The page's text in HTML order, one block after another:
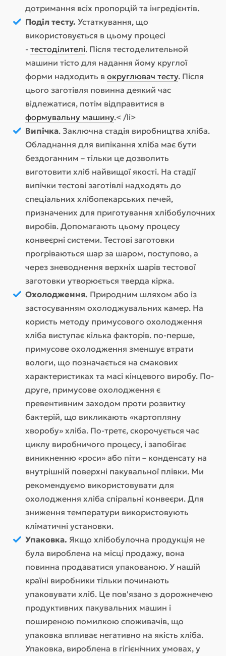
дотримання всіх пропорцій та інгредієнтів.
Поділ тесту. Устаткування, що
використовується в цьому процесі
- тестоділителі. Після тестоделительной
машини тісто для надання йому круглої
форми надходить в округлювач тесту. Після
цього заготівля повинна деякий час
відлежатися, потім відправитися в
формувальну машину.< /li>
Випічка. Заключна стадія виробництва хліба.
Обладнання для випікання хліба має бути
бездоганним – тільки це дозволить
виготовити хліб найвищої якості. На стадії
випічки тестові заготівлі надходять до
спеціальних хлібопекарських печей,
призначених для приготування хлібобулочних
виробів. Допомагають цьому процесу
конвеєрні системи. Тестові заготовки
прогріваються шар за шаром, поступово, а
через зневоднення верхніх шарів тестової
заготовки утворюється тверда кірка.
Охолодження. Природним шляхом або із
застосуванням охолоджувальних камер. На
користь методу примусового охолодження
хліба виступає кілька факторів. по-перше,
примусове охолодження зменшує втрати
вологи, що позначається на смакових
характеристиках та масі кінцевого виробу. По-
друге, примусове охолодження є
превентивним заходом проти розвитку
бактерій, що викликають «картопляну
хворобу» хліба. По-третє, скорочується час
циклу виробничого процесу, і запобігає
виникненню «роси» або піти – конденсату на
внутрішній поверхні пакувальної плівки. Ми
рекомендуємо використовувати для
охолодження хліба спіральні конвеєри. Для
зниження температури використовують
кліматичні установки.
Упаковка. Якщо хлібобулочна продукція не
була вироблена на місці продажу, вона
повинна продаватися упакованою. У нашій
країні виробники тільки починають
упаковувати хліб. Це пов'язано з дорожнечею
продуктивних пакувальних машин і
поширеною помилкою споживачів, що
упаковка впливає негативно на якість хліба.
Упаковка, вироблена в гігієнічних умовах, у